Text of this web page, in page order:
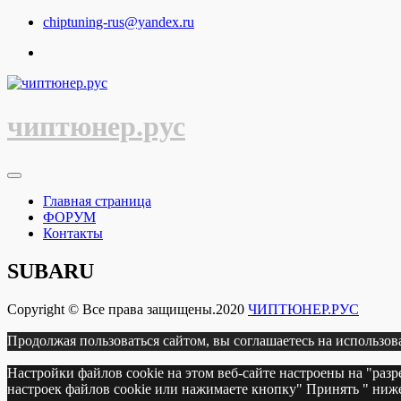
Перейти
содержимому
chiptuning-rus@yandex.ru
чиптюнер.рус
Главная страница
ФОРУМ
Контакты
SUBARU
Copyright © Все права защищены.2020 ЧИПТЮНЕР.РУС
Продолжая пользоваться сайтом, вы соглашаетесь на
Настройки файлов cookie на этом веб-сайте настроены на
настроек файлов cookie или нажимаете кнопку" Принять "